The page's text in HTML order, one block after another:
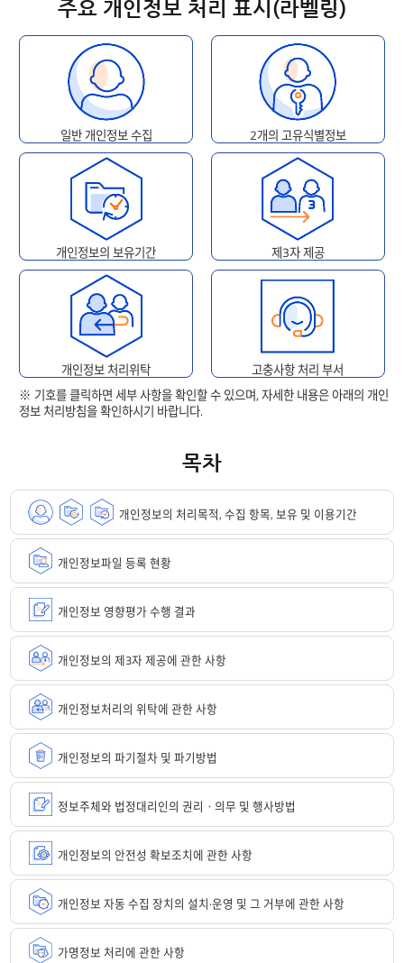
주요 개인정보 처리 표시(라벨링)
일반 개인정보 수집 2개의 고유식별정보
개인정보의 보유기간 제3자 제공
개인정보 처리위탁
고충사항 처리 부서
※ 기호를 클릭하면 세부 사항을 확인할 수 있으며, 자세한 내용은 아래의 개인
정보 처리방침을 확인하시기 바랍니다.
목차
개인정보의 처리목적, 수집 항목, 보유 및 이용기간
개인정보파일 등록 현황
개인정보 영향평가 수행 결과
개인정보의 제3자 제공에 관한 사항
개인정보처리의 위탁에 관한 사항
개인정보의 파기절차 및 파기방법
정보주체와 법정대리인의 권리ㆍ의무 및 행사방법
개인정보의 안전성 확보조치에 관한 사항
개인정보 자동 수집 장치의 설치·운영 및 그 거부에 관한 사항
가명정보 처리에 관한 사항